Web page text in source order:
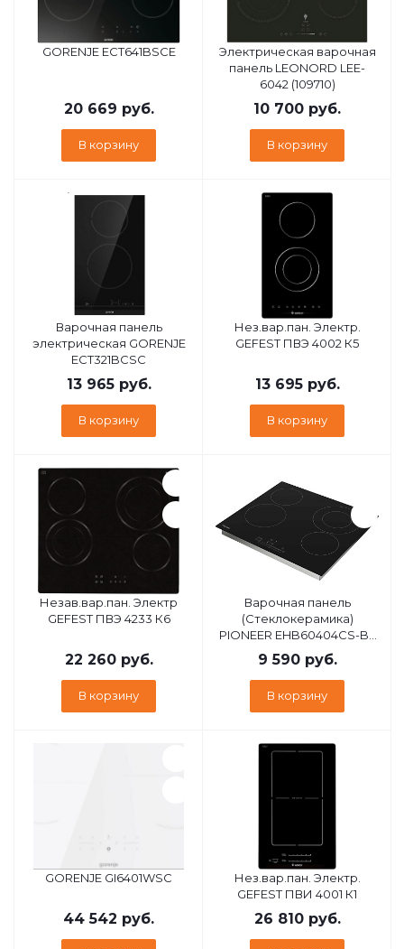
GORENJE ECT641BSCE
20 669 руб.
В корзину
Электрическая варочная
панель LEONORD LEE-
6042 (109710)
10 700 руб.
В корзину
Варочная панель
электрическая GORENJE
ECT321BCSC
13 965руб.
В корзину
Нез.вар.пан. Электр.
GEFEST ПВЭ 4002 К5
13 695руб.
В корзину
Незав.вар.пан. Электр
GEFEST ПВЭ 4233 К6
22 260руб.
В корзину
Варочная панель
(Стеклокерамика)
PIONEER EHB60404CS-BL
PIONEER EHB60404CS-BL
9 590руб.
В корзину
GORENJE GI6401WSC
44 542 руб.
Нез.вар.пан. Электр.
GEFEST ПВИ 4001 К1
26 810руб.